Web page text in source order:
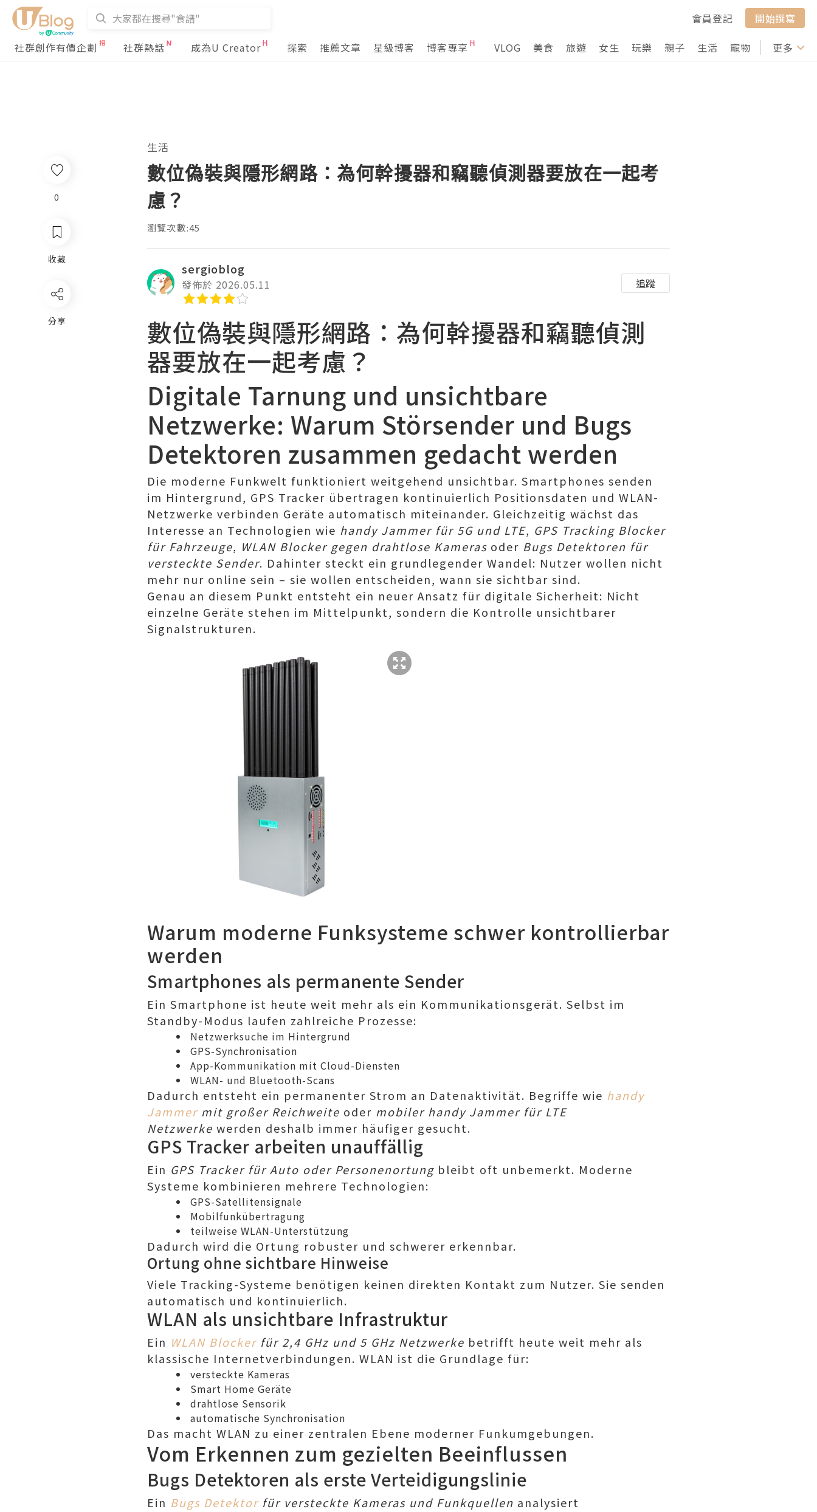
會員登記
開始撰寫
社群創作有價企劃
社群熱話 成為U Creator 探索 推薦文章 星級博客 博客專享 VLOG 美食 旅遊 女生 玩樂 親子 生活 寵物 行山 打卡
更多
0
收藏
分享
生活
數位偽裝與隱形網路：為何幹擾器和竊聽偵測器要放在一起考
慮？
瀏覽次數:45
sergioblog
發佈於 2026.05.11 追蹤
數位偽裝與隱形網路：為何幹擾器和竊聽偵測
器要放在一起考慮？
Digitale Tarnung und unsichtbare
Netzwerke: Warum Störsender und Bugs
Detektoren zusammen gedacht werden
Die moderne Funkwelt funktioniert weitgehend unsichtbar. Smartphones senden
im Hintergrund, GPS Tracker übertragen kontinuierlich Positionsdaten und WLAN-
Netzwerke verbinden Geräte automatisch miteinander. Gleichzeitig wächst das
Interesse an Technologien wie handy Jammer für 5G und LTE, GPS Tracking Blocker
für Fahrzeuge, WLAN Blocker gegen drahtlose Kameras oder Bugs Detektoren für
versteckte Sender. Dahinter steckt ein grundlegender Wandel: Nutzer wollen nicht
mehr nur online sein – sie wollen entscheiden, wann sie sichtbar sind.
Genau an diesem Punkt entsteht ein neuer Ansatz für digitale Sicherheit: Nicht
einzelne Geräte stehen im Mittelpunkt, sondern die Kontrolle unsichtbarer
Signalstrukturen.
Warum moderne Funksysteme schwer kontrollierbar
werden
Smartphones als permanente Sender
Ein Smartphone ist heute weit mehr als ein Kommunikationsgerät. Selbst im
Standby-Modus laufen zahlreiche Prozesse:
Netzwerksuche im Hintergrund
GPS-Synchronisation
App-Kommunikation mit Cloud-Diensten
WLAN- und Bluetooth-Scans
Dadurch entsteht ein permanenter Strom an Datenaktivität. Begriffe wie handy
Jammermit großer Reichweite oder mobiler handy Jammer für LTE
Netzwerke werden deshalb immer häufiger gesucht.
GPS Tracker arbeiten unauffällig
Ein GPS Tracker für Auto oder Personenortung bleibt oft unbemerkt. Moderne
Systeme kombinieren mehrere Technologien:
GPS-Satellitensignale
Mobilfunkübertragung
teilweise WLAN-Unterstützung
Dadurch wird die Ortung robuster und schwerer erkennbar.
Ortung ohne sichtbare Hinweise
Viele Tracking-Systeme benötigen keinen direkten Kontakt zum Nutzer. Sie senden
automatisch und kontinuierlich.
WLAN als unsichtbare Infrastruktur
Ein WLAN Blockerfür 2,4 GHz und 5 GHz Netzwerke betrifft heute weit mehr als
klassische Internetverbindungen. WLAN ist die Grundlage für:
versteckte Kameras
Smart Home Geräte
drahtlose Sensorik
automatische Synchronisation
Das macht WLAN zu einer zentralen Ebene moderner Funkumgebungen.
Vom Erkennen zum gezielten Beeinflussen
Bugs Detektoren als erste Verteidigungslinie
Ein Bugs Detektorfür versteckte Kameras und Funkquellen analysiert